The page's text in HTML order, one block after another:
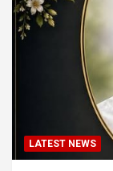
LATEST NEWS